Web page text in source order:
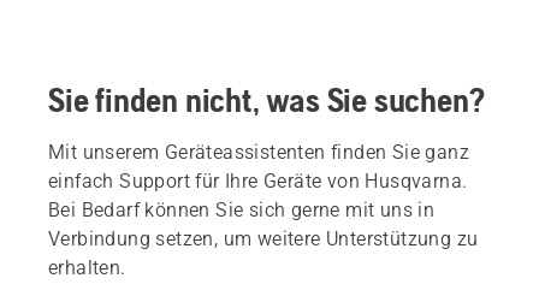
Sie finden nicht, was Sie suchen?
Mit unserem Geräteassistenten finden Sie ganz
einfach Support für Ihre Geräte von Husqvarna.
Bei Bedarf können Sie sich gerne mit uns in
Verbindung setzen, um weitere Unterstützung zu
erhalten.